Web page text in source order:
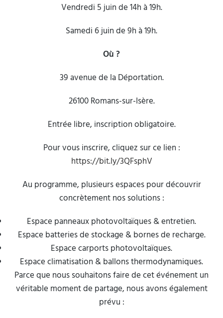
Vendredi 5 juin de 14h à 19h.
Samedi 6 juin de 9h à 19h.
Où ?
39 avenue de la Déportation.
26100 Romans-sur-Isère.
Entrée libre, inscription obligatoire.
Pour vous inscrire, cliquez sur ce lien :
https://bit.ly/3QFsphV
Au programme, plusieurs espaces pour découvrir
concrètement nos solutions :
Espace panneaux photovoltaïques & entretien.
Espace batteries de stockage & bornes de recharge.
Espace carports photovoltaïques.
Espace climatisation & ballons thermodynamiques.
Parce que nous souhaitons faire de cet événement un
véritable moment de partage, nous avons également
prévu :